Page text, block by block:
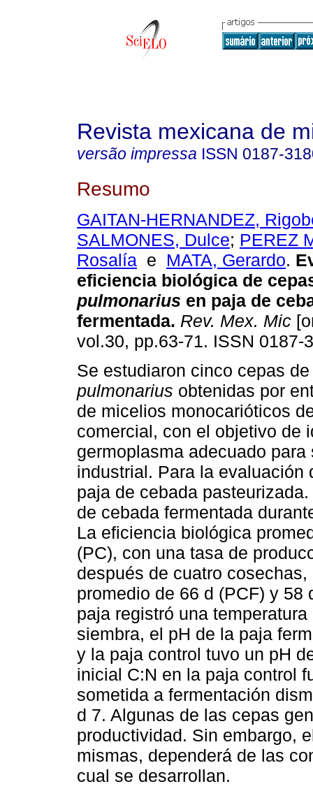
Revista mexicana de
versão impressa ISSN 0187-
Resumo
GAITAN-HERNANDEZ,
SALMONES, Dulce; PEREZ
Rosalía e MATA, Gerardo.
eficiencia biológica de
pulmonarius en paja de
fermentada. Rev. Mex. Mic
vol.30, pp.63-71. ISSN 0187-
Se estudiaron cinco cepas
pulmonarius obtenidas por
de micelios monocarióticos
comercial, con el objetivo de
germoplasma adecuado para
industrial. Para la
paja de cebada
de cebada fermentada
La eficiencia biológica
(PC), con una tasa de
después de cuatro
promedio de 66 d (PCF) y 58
paja registró una
siembra, el pH de la paja
y la paja control tuvo un pH
inicial C:N en la paja control
sometida a fermentación
d 7. Algunas de las cepas
productividad. Sin embargo,
mismas, dependerá de las
cual se desarrollan.